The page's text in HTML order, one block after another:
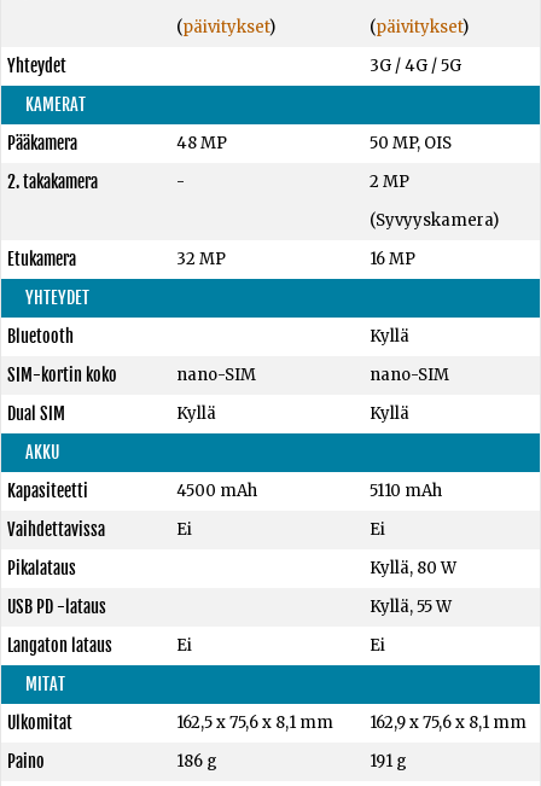
(päivitykset)
(päivitykset)
Yhteydet
3G / 4G / 5G
KAMERAT
Pääkamera
48 MP
50 MP, OIS
2. takakamera
-
2 MP
(Syvyyskamera)
Etukamera
32 MP
16 MP
YHTEYDET
Bluetooth
Kyllä
SIM-kortin koko
nano-SIM
nano-SIM
Dual SIM
Kyllä
Kyllä
AKKU
Kapasiteetti
4500 mAh
5110 mAh
Vaihdettavissa
Ei
Ei
Pikalataus
Kyllä, 80 W
USB PD -lataus
Kyllä, 55 W
Langaton lataus
Ei
Ei
MITAT
Ulkomitat
162,5 x 75,6 x 8,1 mm
162,9 x 75,6 x 8,1 mm
Paino
186 g
191 g